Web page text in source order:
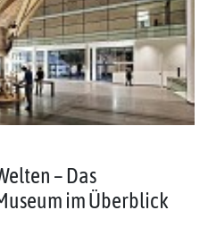
– Das
im Überblick